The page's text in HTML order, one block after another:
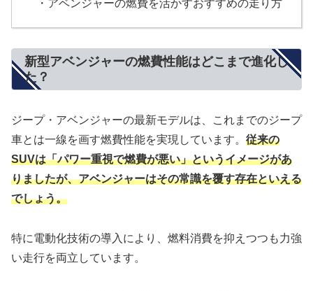
・アベンジャーの燃費を活かすおすすめの走り方
新型アベンジャーの燃費性能はどこまで進化し
た？
ジープ・アベンジャーの最新モデルは、これまでのジープ
車とは一線を画す燃費性能を実現しています。 従来の
SUVは「パワー重視で燃費が悪い」というイメージがあ
りましたが、アベンジャーはその常識を覆す存在といえる
でしょう。
特に電動化技術の導入により、燃料消費を抑えつつも力強
い走行を両立しています。